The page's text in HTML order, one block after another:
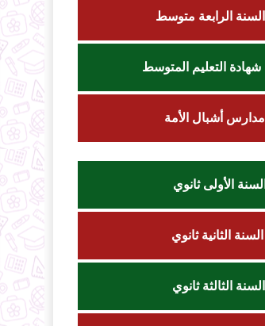
السنة الرابعة متوسط
شهادة التعليم المتوسط
مدارس أشبال الأمة
السنة الأولى ثانوي
السنة الثانية ثانوي
السنة الثالثة ثانوي